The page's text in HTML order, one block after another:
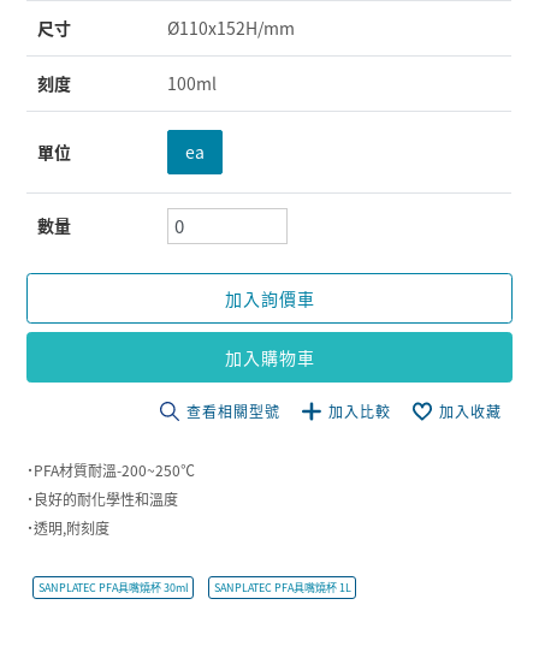
尺寸 Ø110x152H/mm
刻度 100ml
單位 ea
數量
加入詢價車
加入購物車
查看相關型號 加入比較 加入收藏
˙PFA材質耐溫-200~250℃
˙良好的耐化學性和溫度
˙透明,附刻度
SANPLATEC PFA具嘴燒杯 30ml SANPLATEC PFA具嘴燒杯 1L